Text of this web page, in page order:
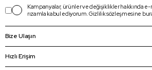
Kampanyalar, ürünler ve değişiklikler hakkında e-
rızamla kabul ediyorum.Gizlilik sözleşmesine
Bize Ulaşın
Hızlı Erişim